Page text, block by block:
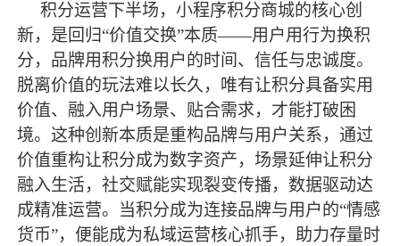
积分运营下半场，小程序积分商城的核心创
新，是回归“价值交换”本质——用户用行为换积
分，品牌用积分换用户的时间、信任与忠诚度。
脱离价值的玩法难以长久，唯有让积分具备实用
价值、融入用户场景、贴合需求，才能打破困
境。这种创新本质是重构品牌与用户关系，通过
价值重构让积分成为数字资产，场景延伸让积分
融入生活，社交赋能实现裂变传播，数据驱动达
成精准运营。当积分成为连接品牌与用户的“情感
货币”，便能成为私域运营核心抓手，助力存量时